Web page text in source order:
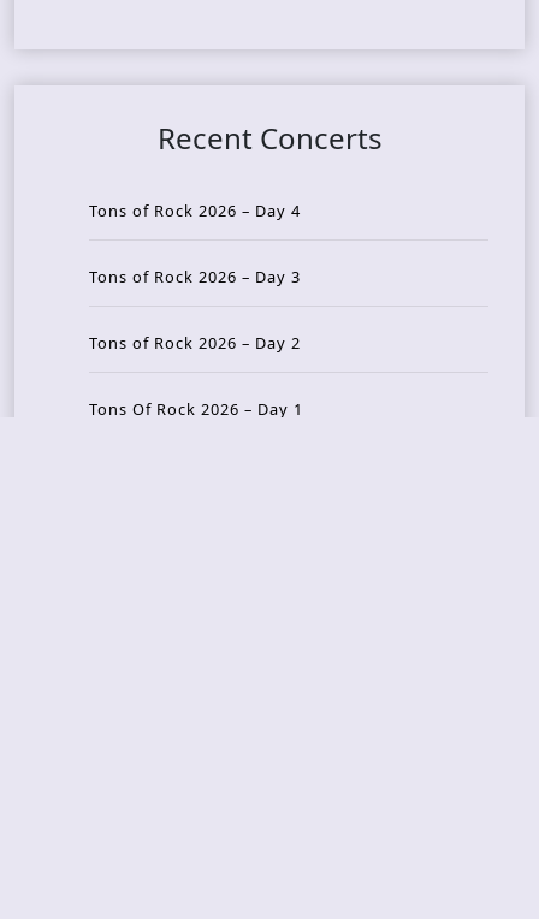
Recent Concerts
Tons of Rock 2026 – Day 4
Tons of Rock 2026 – Day 3
Tons of Rock 2026 – Day 2
Tons Of Rock 2026 – Day 1